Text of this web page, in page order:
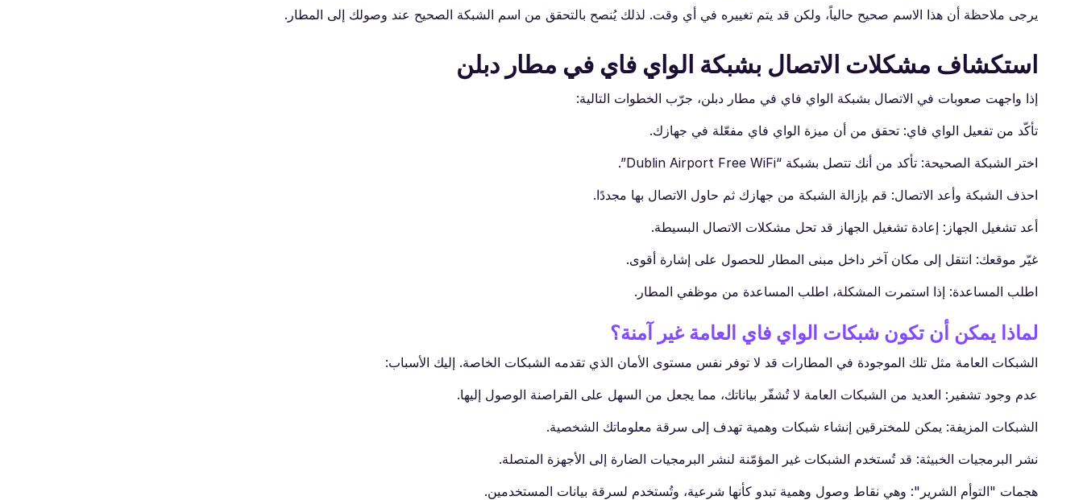
يرجى ملاحظة أن هذا الاسم صحيح حالياً، ولكن قد يتم تغييره في أي وقت. لذلك يُنصح بالتحقق من اسم الشبكة الصحيح عند وصولك إلى المطار.
استكشاف مشكلات الاتصال بشبكة الواي فاي في مطار دبلن
إذا واجهت صعوبات في الاتصال بشبكة الواي فاي في مطار دبلن، جرّب الخطوات التالية:
تأكّد من تفعيل الواي فاي: تحقق من أن ميزة الواي فاي مفعّلة في جهازك.
اختر الشبكة الصحيحة: تأكد من أنك تتصل بشبكة “Dublin Airport Free WiFi”.
احذف الشبكة وأعد الاتصال: قم بإزالة الشبكة من جهازك ثم حاول الاتصال بها مجددًا.
أعد تشغيل الجهاز: إعادة تشغيل الجهاز قد تحل مشكلات الاتصال البسيطة.
غيّر موقعك: انتقل إلى مكان آخر داخل مبنى المطار للحصول على إشارة أقوى.
اطلب المساعدة: إذا استمرت المشكلة، اطلب المساعدة من موظفي المطار.
لماذا يمكن أن تكون شبكات الواي فاي العامة غير آمنة؟
الشبكات العامة مثل تلك الموجودة في المطارات قد لا توفر نفس مستوى الأمان الذي تقدمه الشبكات الخاصة. إليك الأسباب:
عدم وجود تشفير: العديد من الشبكات العامة لا تُشفّر بياناتك، مما يجعل من السهل على القراصنة الوصول إليها.
الشبكات المزيفة: يمكن للمخترقين إنشاء شبكات وهمية تهدف إلى سرقة معلوماتك الشخصية.
نشر البرمجيات الخبيثة: قد تُستخدم الشبكات غير المؤمّنة لنشر البرمجيات الضارة إلى الأجهزة المتصلة.
هجمات "التوأم الشرير": وهي نقاط وصول وهمية تبدو كأنها شرعية، وتُستخدم لسرقة بيانات المستخدمين.